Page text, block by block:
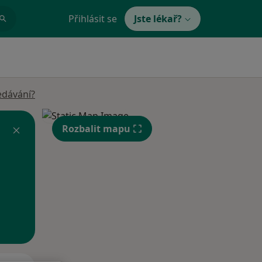
Přihlásit se Jste lékař?
Rozbalit mapu